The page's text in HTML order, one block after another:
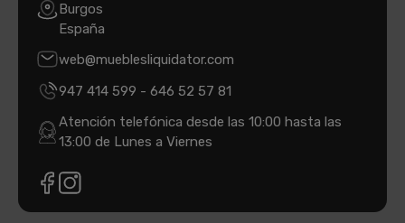
Burgos
España
web@mueblesliquidator.com
947 414 599 - 646 52 57 81
Atención telefónica desde las 10:00 hasta las
13:00 de Lunes a Viernes